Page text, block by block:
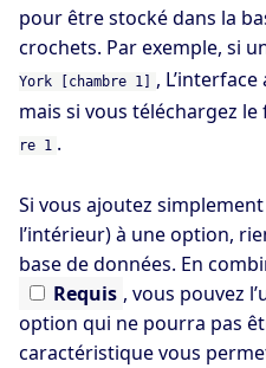
pour être stocké dans la
crochets. Par exemple, si
York [chambre 1] ,
mais si vous téléchargez
re 1 .
Si vous ajoutez
l’intérieur) à une option,
base de données. En
Requis , vous pouvez
option qui ne pourra pas
caractéristique vous